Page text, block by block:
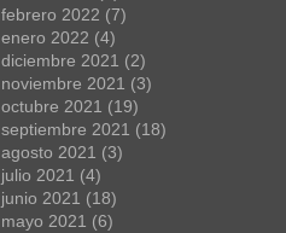
febrero 2022 (7)
enero 2022 (4)
diciembre 2021 (2)
noviembre 2021 (3)
octubre 2021 (19)
septiembre 2021 (18)
agosto 2021 (3)
julio 2021 (4)
junio 2021 (18)
mayo 2021 (6)